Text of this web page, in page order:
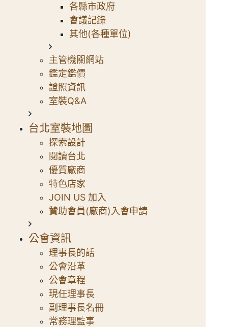
各縣市政府
會議記錄
其他(各種單位)
主管機關網站
鑑定鑑價
證照資訊
室裝Q&A
台北室裝地圖
探索設計
閱讀台北
優質廠商
特色店家
JOIN US 加入
贊助會員(廠商)入會申請
公會資訊
理事長的話
公會沿革
公會章程
現任理事長
副理事長名冊
常務理監事